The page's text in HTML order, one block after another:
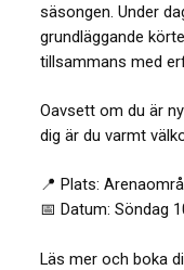
säsongen. Under
grundläggande
tillsammans med
Oavsett om du är
dig är du varmt
📍 Plats:
📅 Datum: Söndag
Läs mer och boka